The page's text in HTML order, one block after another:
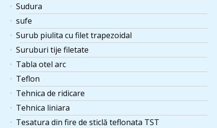
Sudura
sufe
Surub piulita cu filet trapezoidal
Suruburi tije filetate
Tabla otel arc
Teflon
Tehnica de ridicare
Tehnica liniara
Tesatura din fire de sticlă teflonata TST